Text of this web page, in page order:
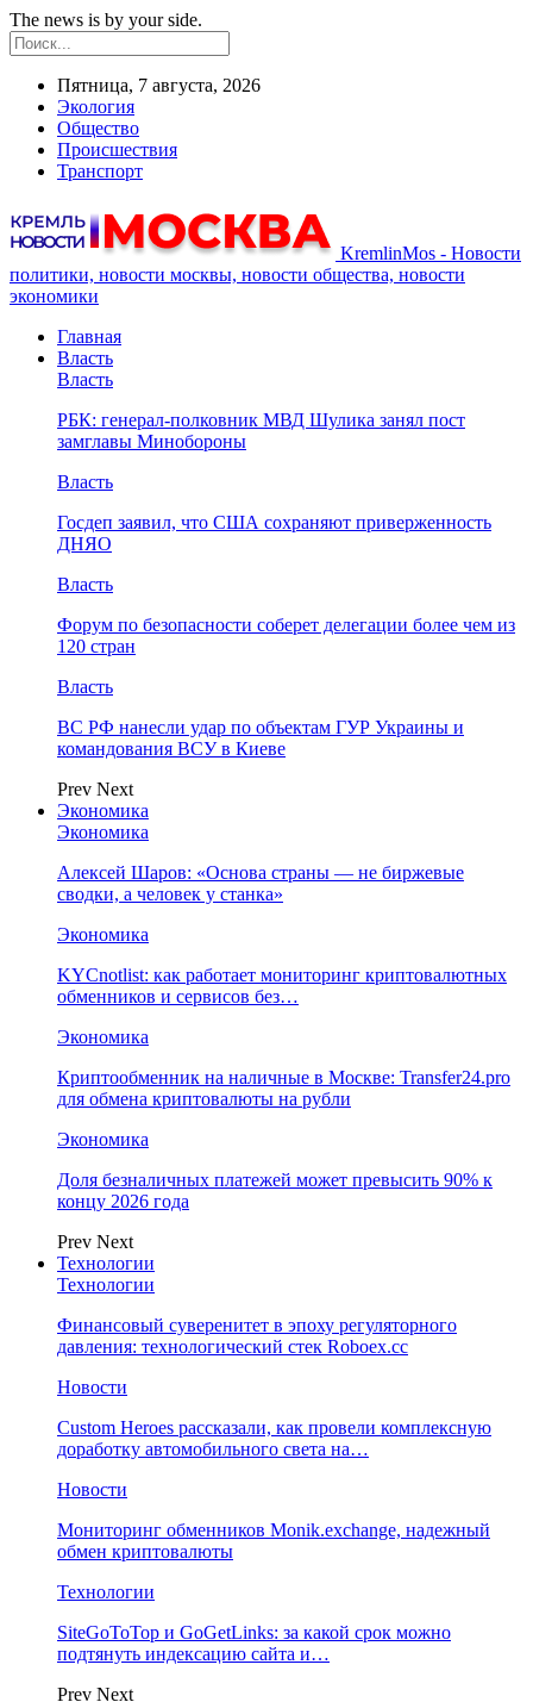
The news is by your side.
Пятница, 7 августа, 2026
Экология
Общество
Происшествия
Транспорт
KremlinMos - Новости
политики, новости москвы, новости общества, новости
экономики
Главная
Власть
Власть
РБК: генерал-полковник МВД Шулика занял пост
замглавы Минобороны
Власть
Госдеп заявил, что США сохраняют приверженность
ДНЯО
Власть
Форум по безопасности соберет делегации более чем из
120 стран
Власть
ВС РФ нанесли удар по объектам ГУР Украины и
командования ВСУ в Киеве
Prev Next
Экономика
Экономика
Алексей Шаров: «Основа страны — не биржевые
сводки, а человек у станка»
Экономика
KYCnotlist: как работает мониторинг криптовалютных
обменников и сервисов без…
Экономика
Криптообменник на наличные в Москве: Transfer24.pro
для обмена криптовалюты на рубли
Экономика
Доля безналичных платежей может превысить 90% к
концу 2026 года
Prev Next
Технологии
Технологии
Финансовый суверенитет в эпоху регуляторного
давления: технологический стек Roboex.cc
Новости
Custom Heroes рассказали, как провели комплексную
доработку автомобильного света на…
Новости
Мониторинг обменников Monik.exchange, надежный
обмен криптовалюты
Технологии
SiteGoToTop и GoGetLinks: за какой срок можно
подтянуть индексацию сайта и…
Prev Next